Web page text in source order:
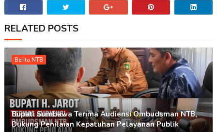
RELATED POSTS
Berita NTB
Bupati Sumbawa Terima Audiensi Ombudsman NTB,
Dukung Penilaian Kepatuhan Pelayanan Publik